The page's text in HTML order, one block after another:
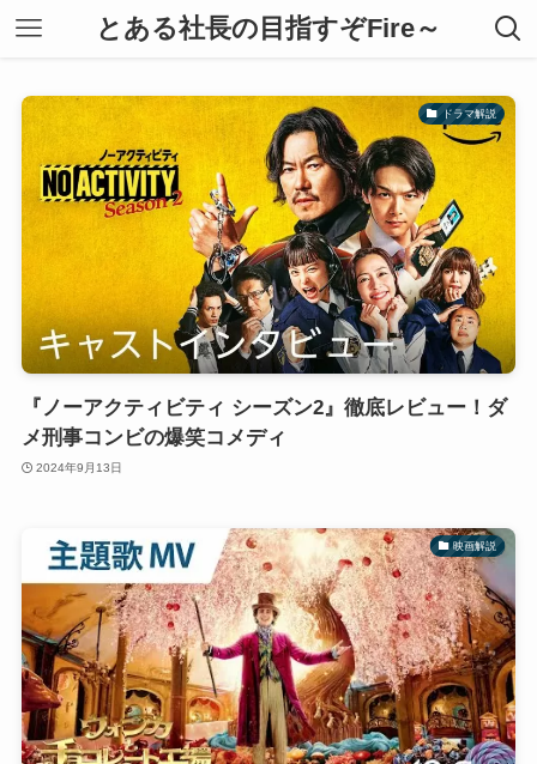
とある社長の目指すぞFire～
ドラマ解説
『ノーアクティビティ シーズン2』徹底レビュー！ダ
メ刑事コンビの爆笑コメディ
2024年9月13日
映画解説